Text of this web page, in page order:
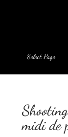
Select Page
midi de